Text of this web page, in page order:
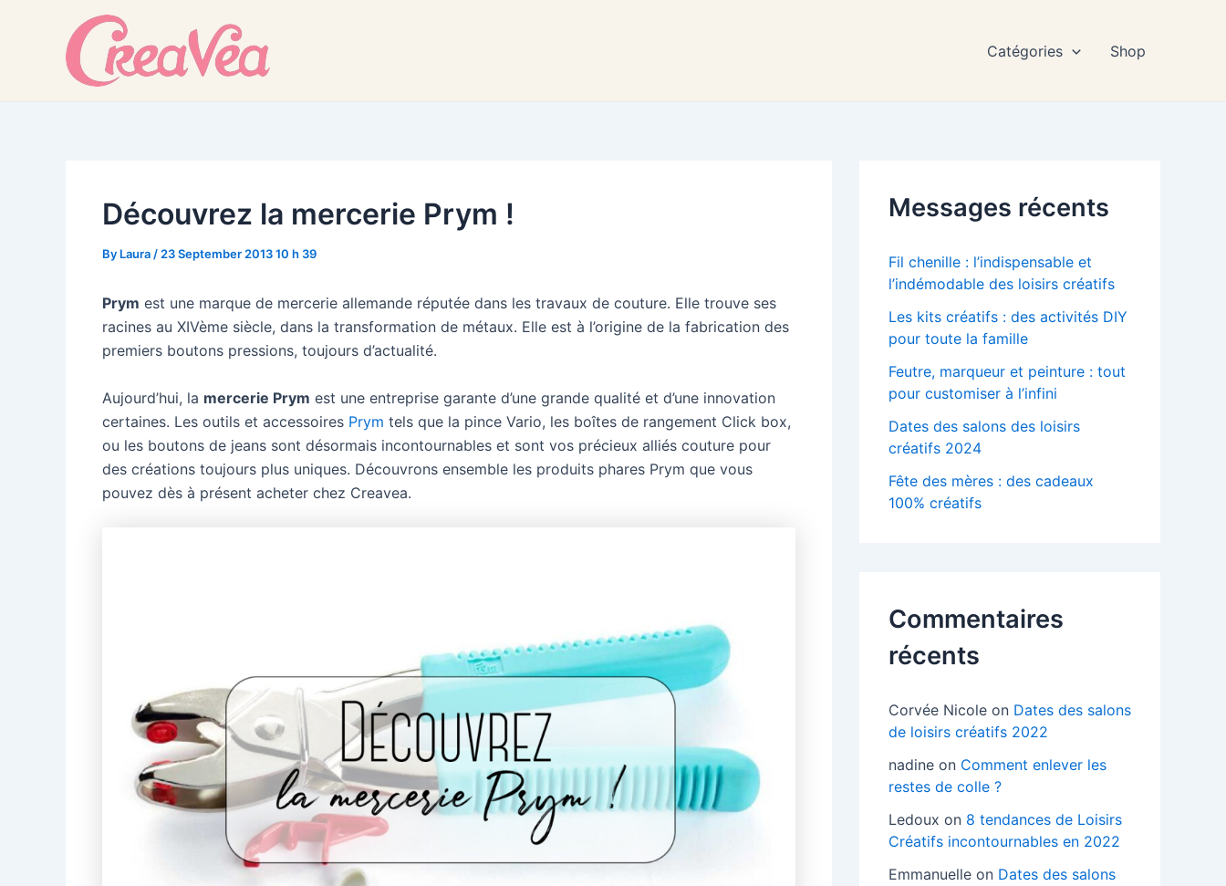
Catégories Shop
Découvrez la mercerie Prym !
By Laura / 23 September 2013 10 h 39
Prym est une marque de mercerie allemande réputée dans les travaux de couture. Elle trouve ses
racines au XIVème siècle, dans la transformation de métaux. Elle est à l’origine de la fabrication des
premiers boutons pressions, toujours d’actualité.
Aujourd’hui, la mercerie Prym est une entreprise garante d’une grande qualité et d’une innovation
certaines. Les outils et accessoires Prym tels que la pince Vario, les boîtes de rangement Click box,
ou les boutons de jeans sont désormais incontournables et sont vos précieux alliés couture pour
des créations toujours plus uniques. Découvrons ensemble les produits phares Prym que vous
pouvez dès à présent acheter chez Creavea.
Messages récents
Fil chenille : l’indispensable et
l’indémodable des loisirs créatifs
Les kits créatifs : des activités DIY
pour toute la famille
Feutre, marqueur et peinture : tout
pour customiser à l’infini
Dates des salons des loisirs
créatifs 2024
Fête des mères : des cadeaux
100% créatifs
Commentaires
récents
Corvée Nicole on Dates des salons
de loisirs créatifs 2022
nadine on Comment enlever les
restes de colle ?
Ledoux on 8 tendances de Loisirs
Créatifs incontournables en 2022
Emmanuelle on Dates des salons